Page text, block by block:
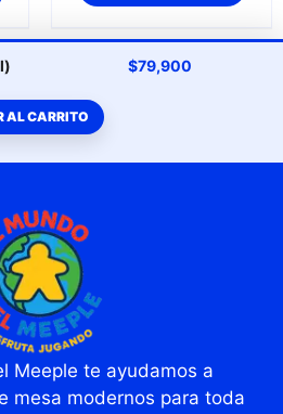
$79,900
AL CARRITO
Meeple te ayudamos a
mesa modernos para toda